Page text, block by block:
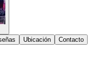
Ubicación Contacto